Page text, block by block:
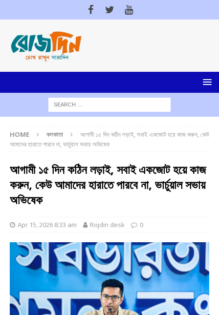
HOME কলকাতা
আগামী ১৫ দিন কঠিন লড়াই, সবাই একজোট হয়ে কাজ করুন, কেউ
আমাদের হারাতে পারবে না, ভার্চুয়াল সভায় অভিষেক
আগামী ১৫ দিন কঠিন লড়াই, সবাই একজোট হয়ে কাজ
করুন, কেউ আমাদের হারাতে পারবে না, ভার্চুয়াল সভায়
অভিষেক
Apr 15, 2026 8:33 am Rojdin desk 0